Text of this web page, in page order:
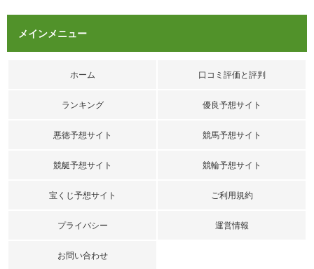
信、勧誘していました
メインメニュー
ホーム 口コミ評価と評判
ランキング 優良予想サイト
悪徳予想サイト 競馬予想サイト
競艇予想サイト 競輪予想サイト
宝くじ予想サイト ご利用規約
プライバシー 運営情報
お問い合わせ